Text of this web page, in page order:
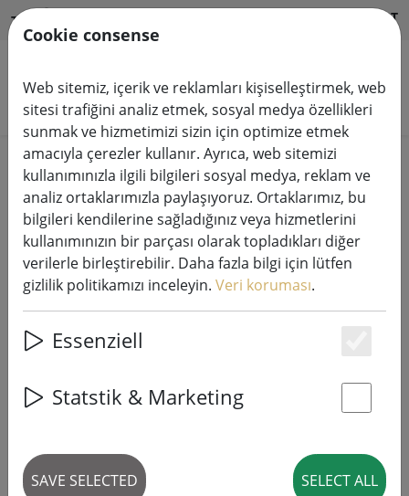
TR HILFE & SUPPORT
Ürünleri arayın
Home Satış%
Broste Copenhagen tealight holder
Hurricane Leaf glass 8cm
Cookie consense
Web sitemiz, içerik ve reklamları kişiselleştirmek, web
sitesi trafiğini analiz etmek, sosyal medya özellikleri
sunmak ve hizmetimizi sizin için optimize etmek
amacıyla çerezler kullanır. Ayrıca, web sitemizi
kullanımınızla ilgili bilgileri sosyal medya, reklam ve
analiz ortaklarımızla paylaşıyoruz. Ortaklarımız, bu
bilgileri kendilerine sağladığınız veya hizmetlerini
kullanımınızın bir parçası olarak topladıkları diğer
verilerle birleştirebilir. Daha fazla bilgi için lütfen
gizlilik politikamızı inceleyin. Veri koruması.
Essenziell
Statstik & Marketing
SAVE SELECTED SELECT ALL